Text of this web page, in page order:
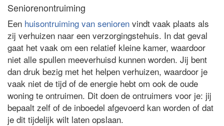
Seniorenontruiming
Een huisontruiming van senioren vindt vaak plaats als
zij verhuizen naar een verzorgingstehuis. In dat geval
gaat het vaak om een relatief kleine kamer, waardoor
niet alle spullen meeverhuisd kunnen worden. Jij bent
dan druk bezig met het helpen verhuizen, waardoor je
vaak niet de tijd of de energie hebt om ook de oude
woning te ontruimen. Dit doen de ontruimers voor je: jij
bepaalt zelf of de inboedel afgevoerd kan worden of dat
je dit tijdelijk wilt laten opslaan.